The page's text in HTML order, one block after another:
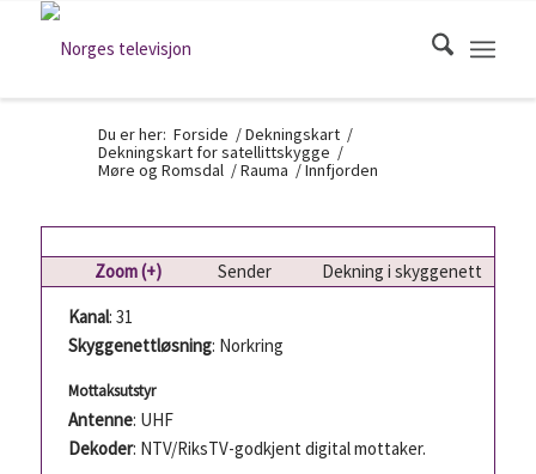
Du er her: Forside /Dekningskart /
Dekningskart for satellittskygge /
Møre og Romsdal /Rauma /Innfjorden
Zoom (+) Sender
Dekning i skyggenett
Kanal: 31
Skyggenettløsning: Norkring
Mottaksutstyr
Antenne: UHF
Dekoder: NTV/RiksTV-godkjent digital mottaker.